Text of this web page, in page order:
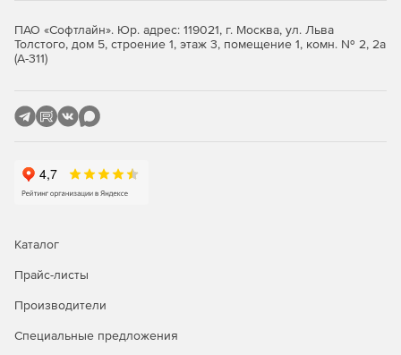
Купите Microsoft Windows Server Standard у
официального дилера Softline Store по доступной
ПАО «Софтлайн». Юр. адрес: 119021, г. Москва, ул. Льва
Толстого, дом 5, строение 1, этаж 3, помещение 1, комн. № 2, 2а
(А-311)
Каталог
Прайс-листы
Производители
Специальные предложения